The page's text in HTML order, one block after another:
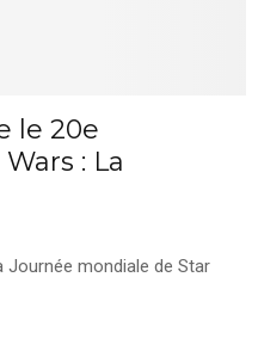
le 20e
: La
Journée mondiale de Star